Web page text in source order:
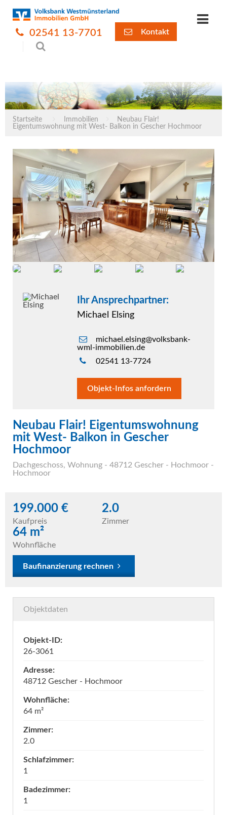
02541 13-7701 Kontakt
Startseite Immobilien
Neubau Flair!
Eigentumswohnung mit West- Balkon in Gescher Hochmoor
Ihr Ansprechpartner:
Michael Elsing
michael.elsing@volksbank-
wml-immobilien.de
02541 13-7724
Objekt-Infos anfordern
Neubau Flair! Eigentumswohnung
mit West- Balkon in Gescher
Hochmoor
Dachgeschoss, Wohnung - 48712 Gescher - Hochmoor -
Hochmoor
199.000 €
Kaufpreis
2.0
Zimmer
64 m²
Wohnfläche
Baufinanzierung rechnen
Objektdaten
Objekt-ID:
26-3061
Adresse:
48712 Gescher - Hochmoor
Wohnfläche:
64 m²
Zimmer:
2.0
Schlafzimmer:
1
Badezimmer:
1